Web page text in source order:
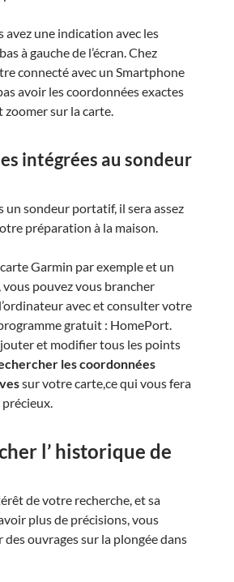
avez une indication avec les
à gauche de l’écran. Chez
connecté avec un Smartphone
avoir les coordonnées exactes
zoomer sur la carte.
intégrées au sondeur
un sondeur portatif, il sera assez
préparation à la maison.
Garmin par exemple et un
pouvez vous brancher
avec et consulter votre
gratuit : HomePort.
et modifier tous les points
les coordonnées
sur votre carte,ce qui vous fera
l’ historique de
de votre recherche, et sa
plus de précisions, vous
ouvrages sur la plongée dans